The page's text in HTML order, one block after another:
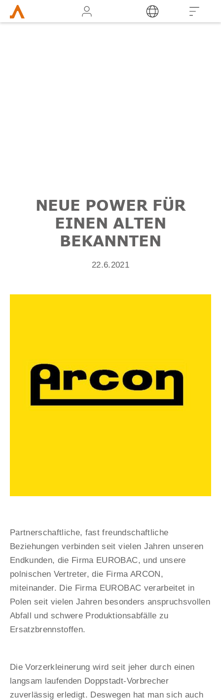
NEUE POWER FÜR
EINEN ALTEN
BEKANNTEN
22.6.2021
Partnerschaftliche, fast freundschaftliche
Beziehungen verbinden seit vielen Jahren unseren
Endkunden, die Firma EUROBAC, und unsere
polnischen Vertreter, die Firma ARCON,
miteinander. Die Firma EUROBAC verarbeitet in
Polen seit vielen Jahren besonders anspruchsvollen
Abfall und schwere Produktionsabfälle zu
Ersatzbrennstoffen.
Die Vorzerkleinerung wird seit jeher durch einen
langsam laufenden Doppstadt-Vorbrecher
zuverlässig erledigt. Deswegen hat man sich auch